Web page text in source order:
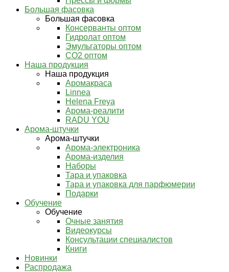
Большая фасовка
Большая фасовка
Консерванты оптом
Гидролат оптом
Эмульгаторы оптом
СО2 оптом
Наша продукция
Наша продукция
Аромакраса
Linnea
Helena Freya
Арома-реалити
RADU YOU
Арома-штучки
Арома-штучки
Арома-электроника
Арома-изделия
Наборы
Тара и упаковка
Тара и упаковка для парфюмерии
Подарки
Обучение
Обучение
Очные занятия
Видеокурсы
Консультации специалистов
Книги
Новинки
Распродажа